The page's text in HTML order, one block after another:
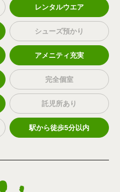
レンタルウエア
シューズ預かり
アメニティ充実
完全個室
託児所あり
駅から徒歩5分以内